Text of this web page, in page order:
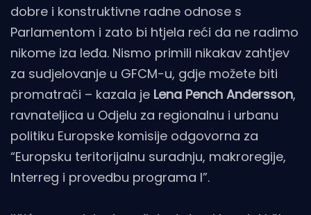
dobre i konstruktivne radne odnose s
Parlamentom i zato bi htjela reći da ne radimo
nikome iza leđa. Nismo primili nikakav zahtjev
za sudjelovanje u GFCM-u, gdje možete biti
promatrači – kazala je Lena Pench Andersson,
ravnateljica u Odjelu za regionalnu i urbanu
politiku Europske komisije odgovorna za
“Europsku teritorijalnu suradnju, makroregije,
Interreg i provedbu programa I”.